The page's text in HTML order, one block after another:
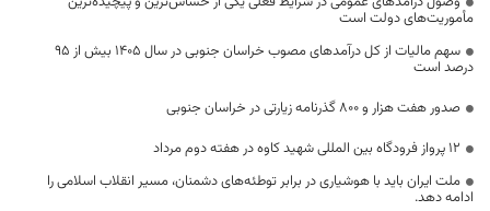
مأموریت‌های دولت است
سهم مالیات از کل درآمدهای مصوب خراسان جنوبی در سال ۱۴۰۵ بیش از ۹۵
درصد است
صدور هفت هزار و ۸۰۰ گذرنامه زیارتی در خراسان جنوبی
۱۲ پرواز فرودگاه بین المللی شهید کاوه در هفته دوم مرداد
ملت ایران باید با هوشیاری در برابر توطئه‌های دشمنان، مسیر انقلاب اسلامی را
ادامه دهد.